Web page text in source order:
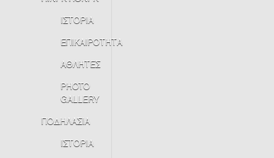
ΙΣΤΟΡΙΑ
ΕΠΙΚΑΙΡΟΤΗΤΑ
ΑΘΛΗΤΕΣ
PHOTO
GALLERY
ΠΟΔΗΛΑΣΙΑ
ΙΣΤΟΡΙΑ